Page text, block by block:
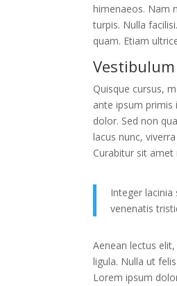
himenaeos. Nam
turpis. Nulla
quam. Etiam
Quisque cursus,
ante ipsum primis
dolor. Sed non
lacus nunc,
Curabitur sit amet
Integer lacinia
venenatis
Aenean lectus
ligula. Nulla ut
Lorem ipsum